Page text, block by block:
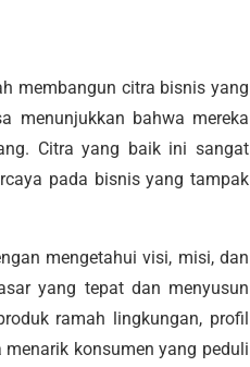
membangun citra bisnis yang
menunjukkan bahwa mereka
Citra yang baik ini sangat
pada bisnis yang tampak
mengetahui visi, misi, dan
yang tepat dan menyusun
ramah lingkungan, profil
konsumen yang peduli